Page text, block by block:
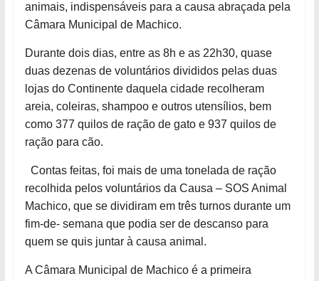
animais, indispensáveis para a causa abraçada pela
Câmara Municipal de Machico.
Durante dois dias, entre as 8h e as 22h30, quase
duas dezenas de voluntários divididos pelas duas
lojas do Continente daquela cidade recolheram
areia, coleiras, shampoo e outros utensílios, bem
como 377 quilos de ração de gato e 937 quilos de
ração para cão.
Contas feitas, foi mais de uma tonelada de ração
recolhida pelos voluntários da Causa – SOS Animal
Machico, que se dividiram em três turnos durante um
fim-de- semana que podia ser de descanso para
quem se quis juntar à causa animal.
A Câmara Municipal de Machico é a primeira